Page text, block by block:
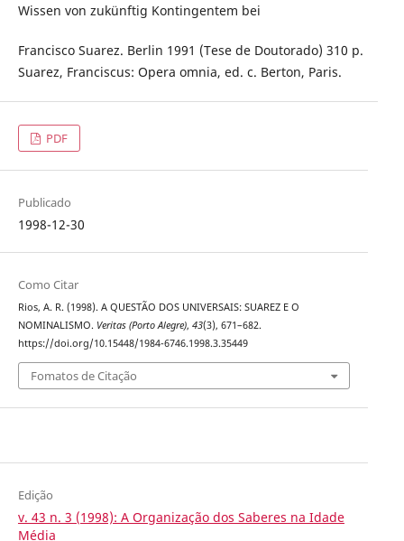
Wissen von zukünftig Kontingentem bei
Francisco Suarez. Berlin 1991 (Tese de Doutorado) 310 p.
Suarez, Franciscus: Opera omnia, ed. c. Berton, Paris.
PDF
Publicado
1998-12-30
Como Citar
Rios, A. R. (1998). A QUESTÃO DOS UNIVERSAIS: SUAREZ E O
NOMINALISMO. Veritas (Porto Alegre), 43(3), 671–682.
https://doi.org/10.15448/1984-6746.1998.3.35449
Fomatos de Citação
Edição
v. 43 n. 3 (1998): A Organização dos Saberes na Idade
Média